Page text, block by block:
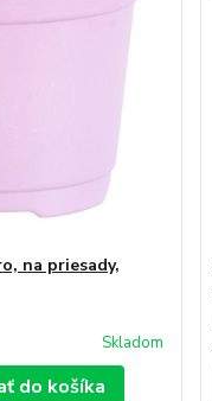
na priesady,
Skladom
do košíka